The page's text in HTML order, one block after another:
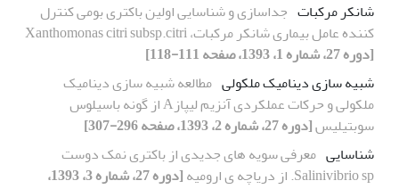
شانکر مرکبات جداسازی و شناسایی اولین باکتری بومی کنترل
کننده عامل بیماری شانکر مرکبات، Xanthomonas citri subsp.citri
[دوره 27، شماره 1، 1393، صفحه 111-118]
شبیه سازی دینامیک ملکولی مطالعه شبیه سازی دینامیک
ملکولی و حرکات عملکردی آنزیم لیپازA از گونه باسیلوس
سوبتیلیس[دوره 27، شماره 2، 1393، صفحه 296-307]
شناسایی معرفی سویه های جدیدی از باکتری نمک دوست
Salinivibrio sp. از دریاچه ی ارومیه
[دوره 27، شماره 3، 1393،